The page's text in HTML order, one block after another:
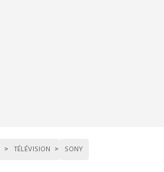
TÉLÉVISION SONY